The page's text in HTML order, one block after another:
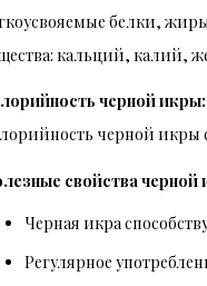
белки,
кальций, калий,
черной икры:
черной икры
свойства черной
Черная икра
Регулярное